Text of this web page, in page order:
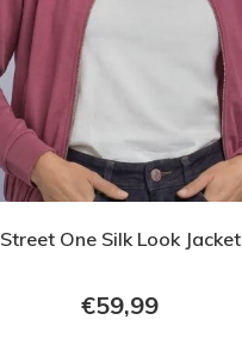
Street One Silk Look Jacket
€59,99